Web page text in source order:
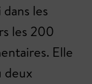
les
les 200
Elle
deux